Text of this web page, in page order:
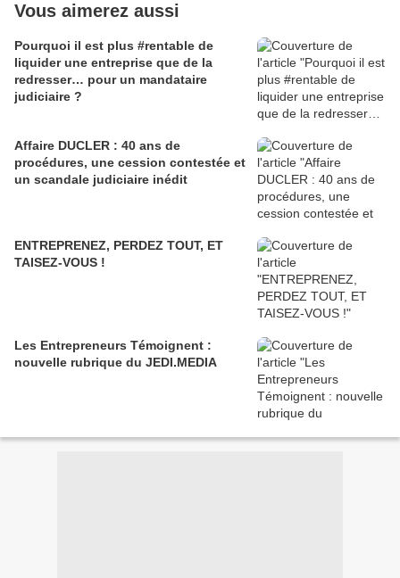
Vous aimerez aussi
Pourquoi il est plus #rentable de
liquider une entreprise que de la
redresser… pour un mandataire
judiciaire ?
Affaire DUCLER : 40 ans de
procédures, une cession contestée et
un scandale judiciaire inédit
ENTREPRENEZ, PERDEZ TOUT, ET
TAISEZ-VOUS !
Les Entrepreneurs Témoignent :
nouvelle rubrique du JEDI.MEDIA